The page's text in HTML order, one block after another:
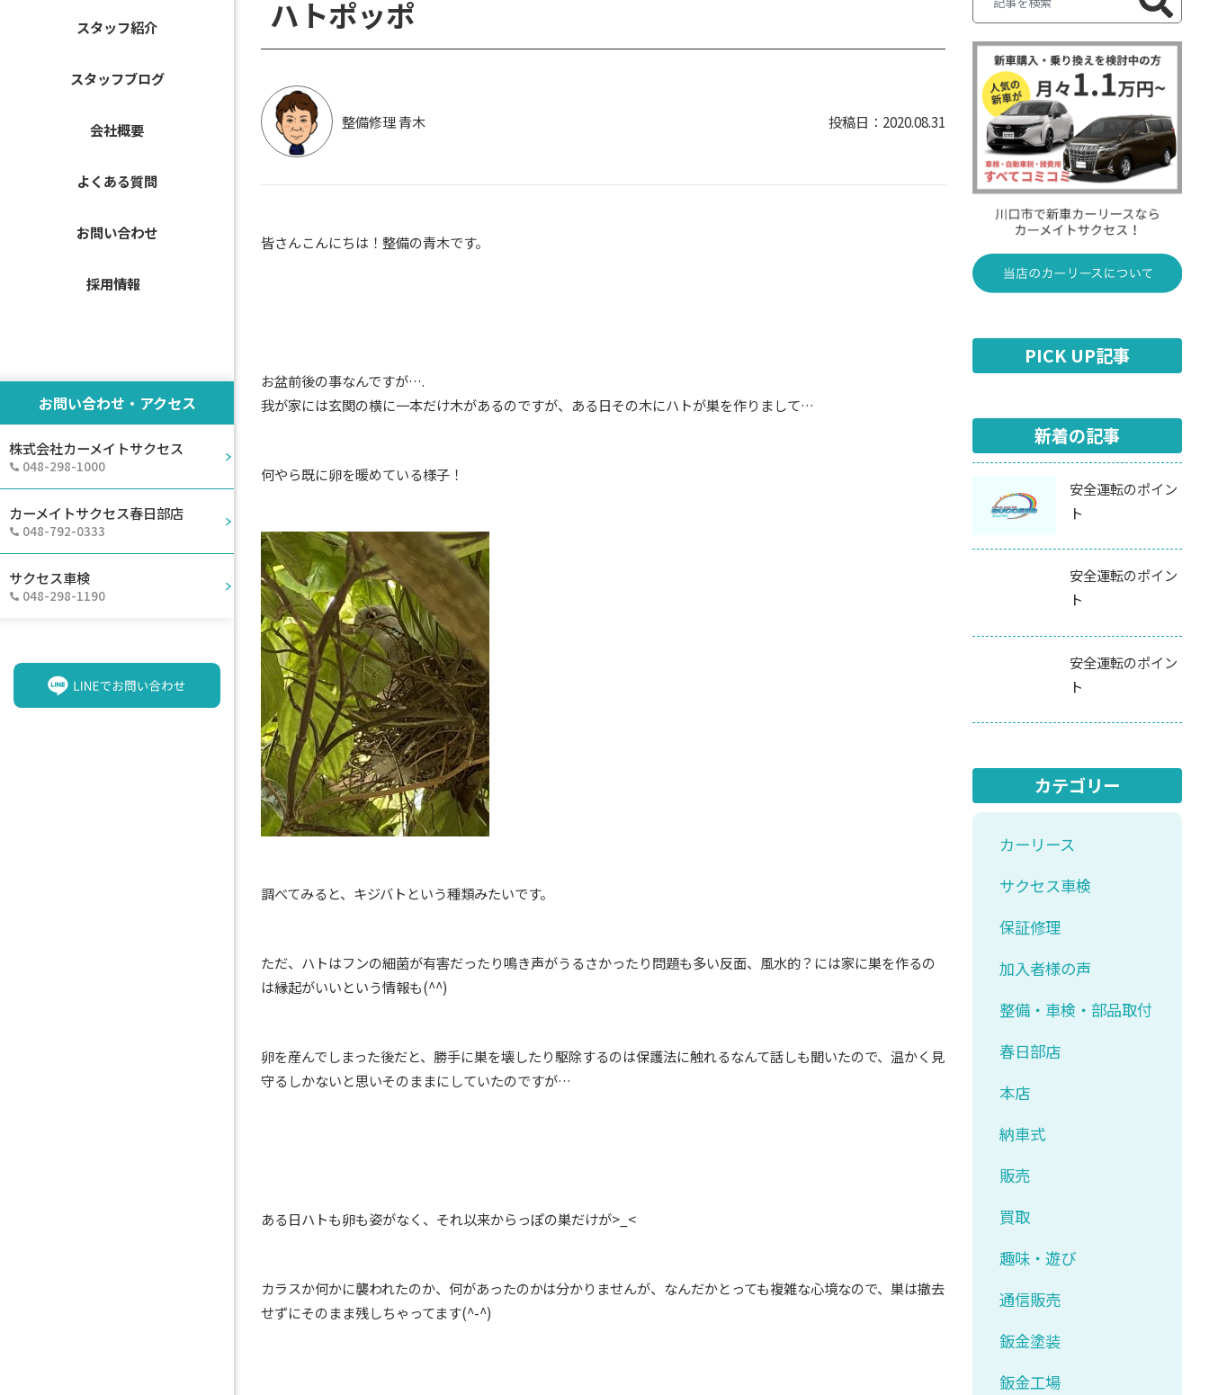
スタッフ紹介
スタッフブログ
会社概要
よくある質問
お問い合わせ
採用情報
お問い合わせ・アクセス
株式会社カーメイトサクセス
048-298-1000
カーメイトサクセス春日部店
048-792-0333
サクセス車検
048-298-1190
ハトポッポ
整備修理 青木 2020.08.31
皆さんこんにちは！整備の青木です。
お盆前後の事なんですが….
我が家には玄関の横に一本だけ木があるのですが、ある日その木にハトが巣を作りまして…
何やら既に卵を暖めている様子！
調べてみると、キジバトという種類みたいです。
ただ、ハトはフンの細菌が有害だったり鳴き声がうるさかったり問題も多い反面、風水的？には家に巣を作るの
は縁起がいいという情報も(^^)
卵を産んでしまった後だと、勝手に巣を壊したり駆除するのは保護法に触れるなんて話しも聞いたので、温かく見
守るしかないと思いそのままにしていたのですが…
ある日ハトも卵も姿がなく、それ以来からっぽの巣だけが>_<
カラスか何かに襲われたのか、何があったのかは分かりませんが、なんだかとっても複雑な心境なので、巣は撤去
せずにそのまま残しちゃってます(^-^)
PICK UP記事
新着の記事
安全運転のポイン
ト
安全運転のポイン
ト
安全運転のポイン
ト
カテゴリー
カーリース
サクセス車検
保証修理
加入者様の声
整備・車検・部品取付
春日部店
本店
納車式
販売
買取
趣味・遊び
通信販売
鈑金塗装
鈑金工場